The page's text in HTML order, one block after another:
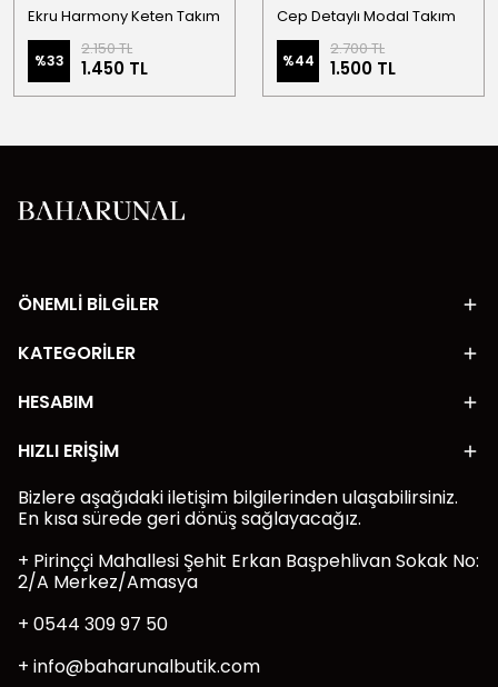
Ekru Harmony Keten Takım
%33
2.150 TL
1.450 TL
Cep Detaylı Modal Takım
%44
2.700 TL
1.500 TL
ÖNEMLİ BİLGİLER
KATEGORİLER
HESABIM
HIZLI ERİŞİM
Bizlere aşağıdaki iletişim bilgilerinden ulaşabilirsiniz.
En kısa sürede geri dönüş sağlayacağız.
+ Pirinççi Mahallesi Şehit Erkan Başpehlivan Sokak No:
2/A Merkez/Amasya
+ 0544 309 97 50
+ info@baharunalbutik.com